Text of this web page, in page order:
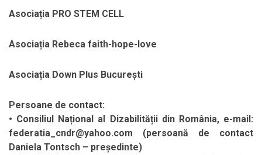
Asociația PRO STEM CELL
Asociația Rebeca faith-hope-love
Asociația Down Plus București
Persoane de contact:
• Consiliul Național al Dizabilității din România, e-mail:
federatia_cndr@yahoo.com (persoană de contact
Daniela Tontsch – președinte)